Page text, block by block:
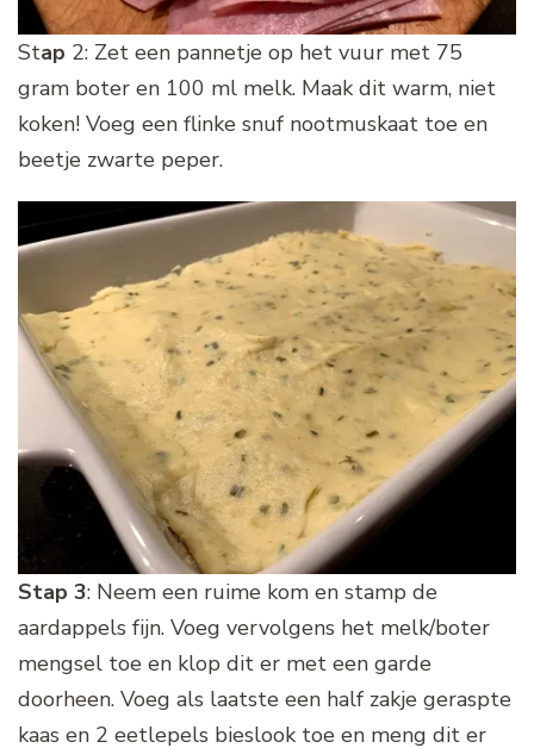
Stap 2: Zet een pannetje op het vuur met 75
gram boter en 100 ml melk. Maak dit warm, niet
koken! Voeg een flinke snuf nootmuskaat toe en
beetje zwarte peper.
Stap 3: Neem een ruime kom en stamp de
aardappels fijn. Voeg vervolgens het melk/boter
mengsel toe en klop dit er met een garde
doorheen. Voeg als laatste een half zakje geraspte
kaas en 2 eetlepels bieslook toe en meng dit er